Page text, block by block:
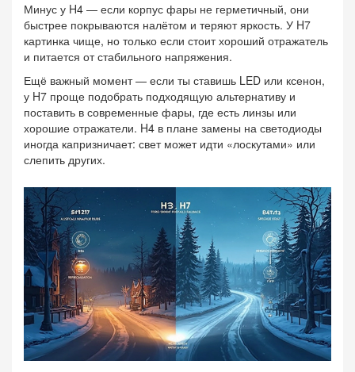
Минус у H4 — если корпус фары не герметичный, они
быстрее покрываются налётом и теряют яркость. У H7
картинка чище, но только если стоит хороший отражатель
и питается от стабильного напряжения.
Ещё важный момент — если ты ставишь LED или ксенон,
у H7 проще подобрать подходящую альтернативу и
поставить в современные фары, где есть линзы или
хорошие отражатели. H4 в плане замены на светодиоды
иногда капризничает: свет может идти «лоскутами» или
слепить других.